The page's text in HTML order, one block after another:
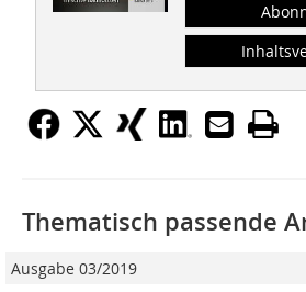
Thematisch passende
Ausgabe 03/2019